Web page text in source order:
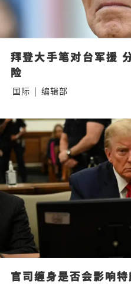
拜登大手笔对台军援
险
国际 | 编辑部
官司缠身是否会影响特